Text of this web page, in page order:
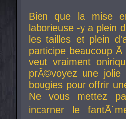
Bien que la mise
laborieuse -y a plein
les tailles et plein
participe beaucoup
veut vraiment
prÃ©voyez une
bougies pour offrir
Ne vous mettez
incarner le